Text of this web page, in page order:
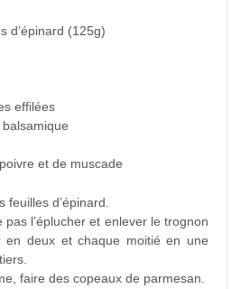
d’épinard (125g)
effilées
et de muscade
feuilles d’épinard.
l’éplucher et enlever le trognon
en deux et chaque moitié en une
faire des copeaux de parmesan.